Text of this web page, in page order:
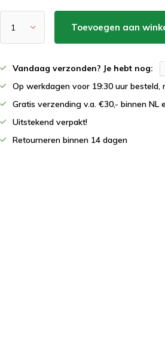
Toevoegen aan
Vandaag verzonden? Je hebt nog:
Op werkdagen voor 19:30 uur besteld,
Gratis verzending v.a. €30,- binnen NL
Uitstekend verpakt!
Retourneren binnen 14 dagen